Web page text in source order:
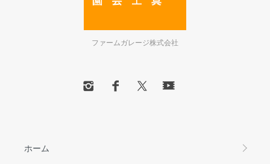
ファームガレージ株式会社
ホーム